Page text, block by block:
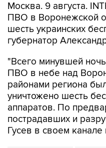
Москва. 9 августа.
ПВО в Воронежской
шесть украинских
губернатор
"Всего минувшей
ПВО в небе над
районами региона
уничтожено шесть
аппаратов. По
пострадавших и
Гусев в своем